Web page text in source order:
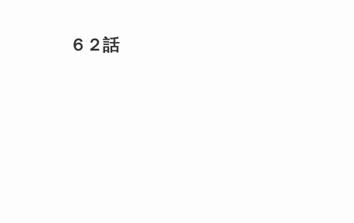
６２話